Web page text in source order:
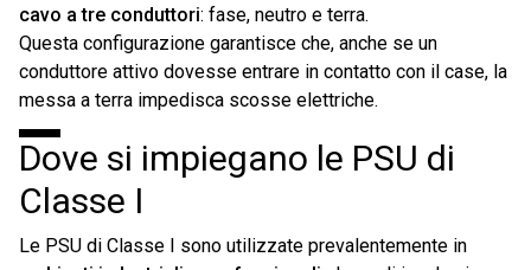
cavo a tre conduttori: fase, neutro e terra.
Questa configurazione garantisce che, anche se un
conduttore attivo dovesse entrare in contatto con il case, la
messa a terra impedisca scosse elettriche.
Dove si impiegano le PSU di
Classe I
Le PSU di Classe I sono utilizzate prevalentemente in